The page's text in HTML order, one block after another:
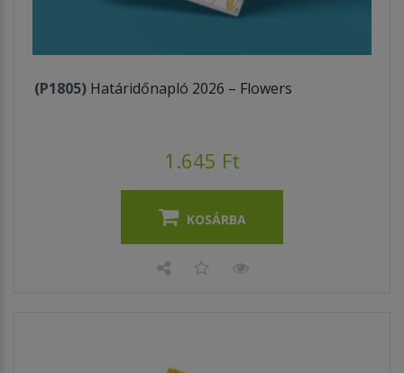
(P1805) Határidőnapló 2026 – Flowers
1.645 Ft
KOSÁRBA